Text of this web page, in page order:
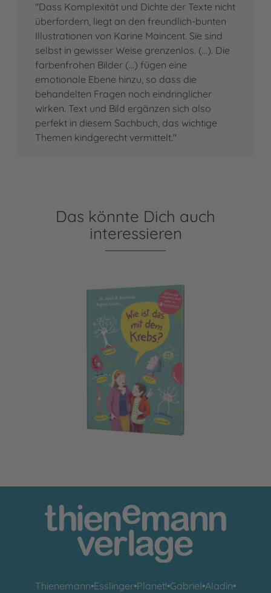
"Dass Komplexität und Dichte der Texte nicht
überfordern, liegt an den freundlich-bunten
Illustrationen von Karine Maincent. Sie sind
selbst in gewisser Weise grenzenlos. (...). Die
farbenfrohen Bilder (...) fügen eine
emotionale Ebene hinzu, so dass die
behandelten Fragen noch eindringlicher
wirken. Text und Bild ergänzen sich also
perfekt in diesem Sachbuch, das wichtige
Themen kindgerecht vermittelt."
Das könnte Dich auch
interessieren
Wie ist das mit dem Krebs?
Thienemann•Esslinger•Planet!•Gabriel•Aladin•